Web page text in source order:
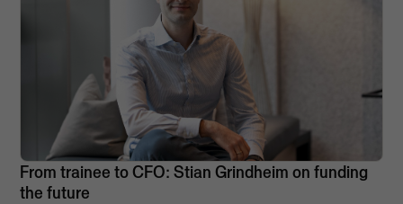
From trainee to CFO: Stian Grindheim on funding
the future